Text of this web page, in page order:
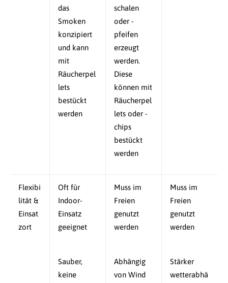
das
Smoken
konzipiert
und kann
mit
Räucherpel
lets
bestückt
werden
schalen
oder -
pfeifen
erzeugt
werden.
Diese
können mit
Räucherpel
lets oder -
chips
bestückt
werden
Flexibi
lität &
Einsat
zort
Oft für
Indoor-
Einsatz
geeignet
Sauber,
keine
Muss im
Freien
genutzt
werden
Abhängig
von Wind
Muss im
Freien
genutzt
werden
Stärker
wetterabhä